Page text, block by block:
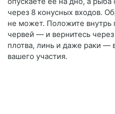
через 8 конусных входов.
не может. Положите
червей — и вернитесь
плотва, линь и даже раки —
вашего участия.